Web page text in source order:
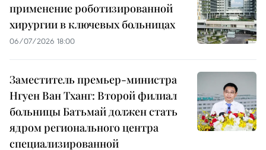
применение роботизированной
хирургии в ключевых больницах
06/07/2026 18:00
Заместитель премьер-министра
Нгуен Ван Тханг: Второй филиал
больницы Батьмай должен стать
ядром регионального центра
специализированной